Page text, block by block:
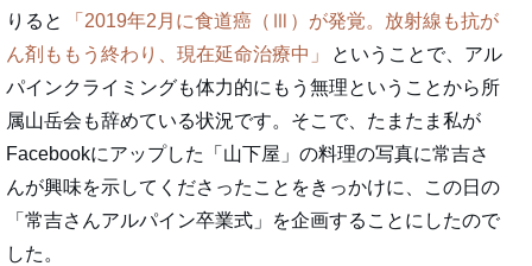
りると
2019年2月に食道癌（Ⅲ）が発覚。放射線も抗が
ん剤ももう終わり、現在延命治療中
ということで、アル
パインクライミングも体力的にもう無理ということから所
属山岳会も辞めている状況です。そこで、たまたま私が
Facebookにアップした「山下屋」の料理の写真に常吉さ
んが興味を示してくださったことをきっかけに、この日の
「常吉さんアルパイン卒業式」を企画することにしたので
した。